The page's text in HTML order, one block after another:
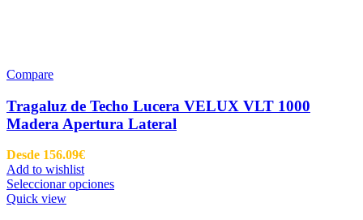
Compare
Tragaluz de Techo Lucera VELUX VLT 1000
Madera Apertura Lateral
Desde 156.09€
Add to wishlist
Seleccionar opciones
Quick view